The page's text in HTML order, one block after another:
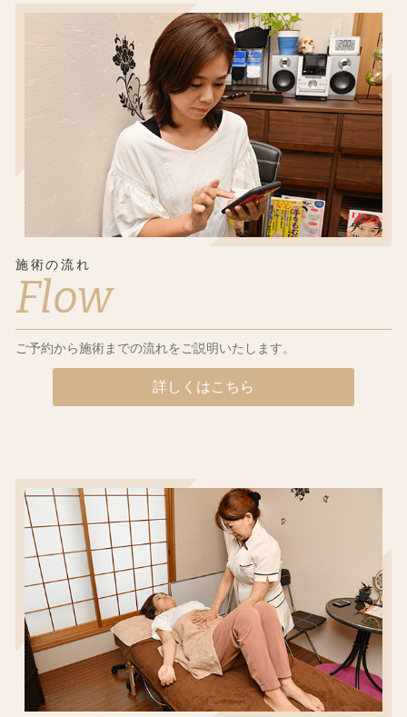
施術の流れ
Flow
ご予約から施術までの流れをご説明いたします。
詳しくはこちら